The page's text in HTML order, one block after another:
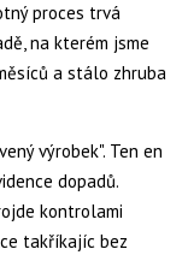
proces trvá
na kterém jsme
a stálo zhruba
výrobek". Ten en
dopadů.
kontrolami
takříkajíc bez